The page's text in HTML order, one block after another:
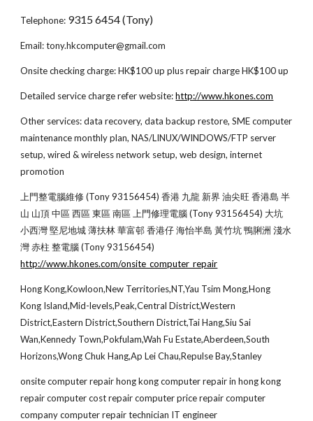
Telephone: 9315 6454 (Tony)
Email: tony.hkcomputer@gmail.com
Onsite checking charge: HK$100 up plus repair charge HK$100 up
Detailed service charge refer website: http://www.hkones.com
Other services: data recovery, data backup restore, SME computer
maintenance monthly plan, NAS/LINUX/WINDOWS/FTP server
setup, wired & wireless network setup, web design, internet
promotion
上門整電腦維修 (Tony 93156454) 香港 九龍 新界 油尖旺 香港島 半
山 山頂 中區 西區 東區 南區 上門修理電腦 (Tony 93156454) 大坑
小西灣 堅尼地城 薄扶林 華富邨 香港仔 海怡半島 黃竹坑 鴨脷洲 淺水
灣 赤柱 整電腦 (Tony 93156454)
http://www.hkones.com/onsite_computer_repair
Hong Kong,Kowloon,New Territories,NT,Yau Tsim Mong,Hong
Kong Island,Mid-levels,Peak,Central District,Western
District,Eastern District,Southern District,Tai Hang,Siu Sai
Wan,Kennedy Town,Pokfulam,Wah Fu Estate,Aberdeen,South
Horizons,Wong Chuk Hang,Ap Lei Chau,Repulse Bay,Stanley
onsite computer repair hong kong computer repair in hong kong
repair computer cost repair computer price repair computer
company computer repair technician IT engineer